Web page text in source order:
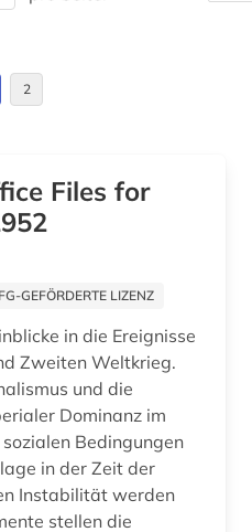
2
Files for
GEFÖRDERTE LIZENZ
in die Ereignisse
Zweiten Weltkrieg.
und die
Dominanz im
Bedingungen
in der Zeit der
Instabilität werden
stellen die